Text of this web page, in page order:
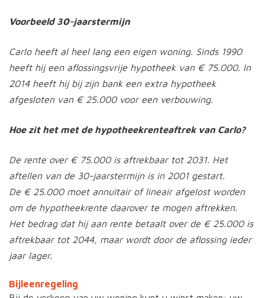
Voorbeeld 30-jaarstermijn
Carlo heeft al heel lang een eigen woning. Sinds 1990
heeft hij een aflossingsvrije hypotheek van € 75.000. In
2014 heeft hij bij zijn bank een extra hypotheek
afgesloten van € 25.000 voor een verbouwing.
Hoe zit het met de hypotheekrenteaftrek van Carlo?
De rente over € 75.000 is aftrekbaar tot 2031. Het
aftellen van de 30-jaarstermijn is in 2001 gestart.
De € 25.000 moet annuïtair of lineair afgelost worden
om de hypotheekrente daarover te mogen aftrekken.
Het bedrag dat hij aan rente betaalt over de € 25.000 is
aftrekbaar tot 2044, maar wordt door de aflossing ieder
jaar lager.
Bijleenregeling